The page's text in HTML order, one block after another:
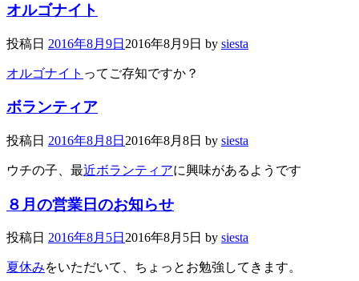
オルゴナイト
投稿日 2016年8月9日 2016年8月9日 by siesta
オルゴナイト ってご存知ですか？
ボランティア
投稿日 2016年8月8日 2016年8月8日 by siesta
ウチの子、最近ボランティアに興味があるようです
８月の営業日のお知らせ
投稿日 2016年8月5日 2016年8月5日 by siesta
夏休みをいただいて、ちょっとお勉強してきます。